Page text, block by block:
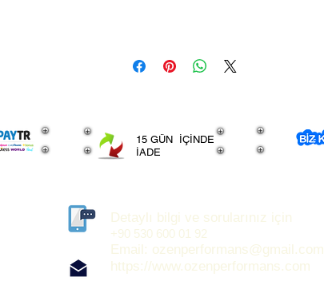
BİLGİSİ İÇİN LÜTFEN SORUNUZ.
15 GÜN İÇİNDE
İADE
Detaylı bilgi ve sorularınız için
+90 530 600 01 92
Email: ozenperformans@gmail.com
https://www.ozenperformans.com